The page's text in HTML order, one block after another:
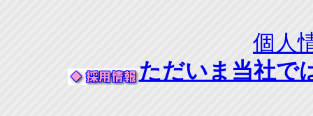
個人
ただいま当社で